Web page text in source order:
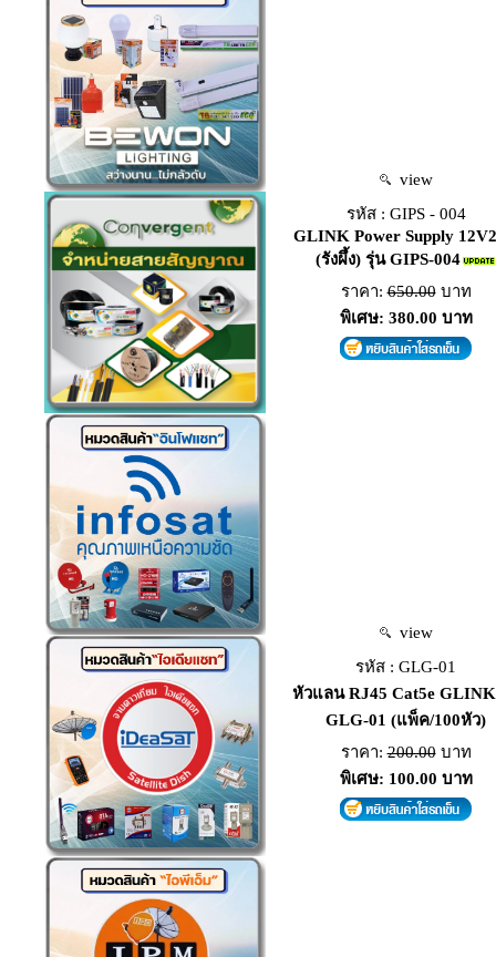
view
รหัส : GIPS - 004
GLINK Power Supply
(รังผึ้ง) รุ่น GIPS-004
ราคา:650.00บาท
พิเศษ: 380.00 บาท
view
รหัส : GLG-01
หัวแลน RJ45 Cat5e
GLG-01 (แพ็ค/100หัว)
ราคา:200.00บาท
พิเศษ: 100.00 บาท